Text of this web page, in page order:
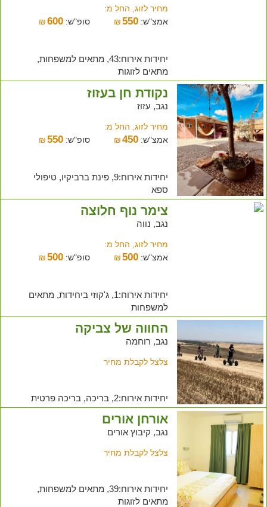
מחיר לזוג, החל מ:
אמצ"ש:
₪550 סופ"ש: ₪ 600
יחידות אירוח:43, מתאים למשפחות,
מתאים לזוגות
נקודת חן בעזוז
נגב, עזוז
מחיר לזוג, החל מ:
אמצ"ש:
₪450 סופ"ש: ₪ 550
יחידות אירוח:9, פינת ברביקיו, טיפולי
ספא
צימר נוף חלוצה
נגב, נווה
מחיר לזוג, החל מ:
אמצ"ש:
₪500 סופ"ש: ₪ 500
יחידות אירוח:1, ג'קוזי ביחידות, מתאים
למשפחות
החווה של צביקה
נגב, רוחמה
צלצל לקבלת מחיר
יחידות אירוח:2, בריכה, בריכה פרטית
אורחן אורים
נגב, קיבוץ אורים
צלצל לקבלת מחיר
יחידות אירוח:39, מתאים למשפחות,
מתאים לזוגות